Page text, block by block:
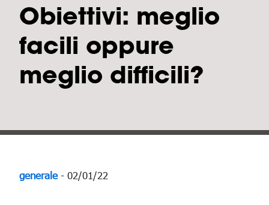
Obiettivi: meglio
facili oppure
meglio difficili?
generale- 02/01/22